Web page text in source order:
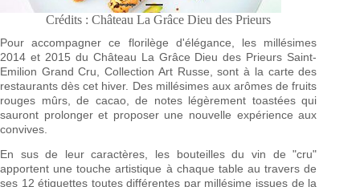
Crédits : Château La Grâce Dieu des Prieurs
Pour accompagner ce florilège d'élégance, les millésimes
2014 et 2015 du Château La Grâce Dieu des Prieurs Saint-
Emilion Grand Cru, Collection Art Russe, sont à la carte des
restaurants dès cet hiver. Des millésimes aux arômes de fruits
rouges mûrs, de cacao, de notes légèrement toastées qui
sauront prolonger et proposer une nouvelle expérience aux
convives.
En sus de leur caractères, les bouteilles du vin de "cru"
apportent une touche artistique à chaque table au travers de
ses 12 étiquettes toutes différentes par millésime issues de la